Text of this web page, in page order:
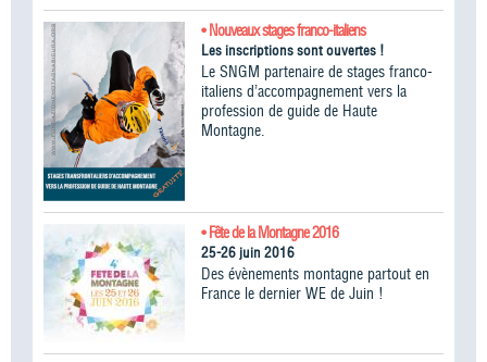
• Nouveaux stages franco-italiens
Les inscriptions sont ouvertes !
Le SNGM partenaire de stages franco-
italiens d’accompagnement vers la
profession de guide de Haute
Montagne.
• Fête de la Montagne 2016
25-26 juin 2016
Des évènements montagne partout en
France le dernier WE de Juin !